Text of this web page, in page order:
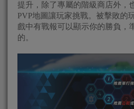
提升，除了專屬的階級商店外，
PVP地圖讓玩家挑戰。被擊敗的
戲中有戰報可以顯示你的勝負，
的。